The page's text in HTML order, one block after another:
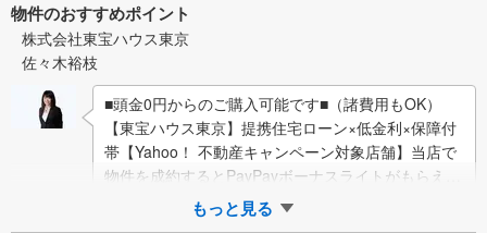
物件のおすすめポイント
株式会社東宝ハウス東京
佐々木裕枝
■頭金0円からのご購入可能です■（諸費用もOK）
【東宝ハウス東京】提携住宅ローン×低金利×保障付
帯【Yahoo！ 不動産キャンペーン対象店舗】当店で
物件を成約するとPayPayボーナスライトがもらえる
「Yahoo！ 不動産 物件ご…
もっと見る